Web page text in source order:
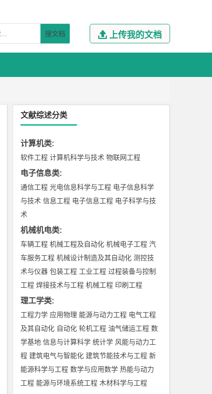
搜文档  上传我的文档
文献综述分类
计算机类:
软件工程 计算机科学与技术 物联网工程
电子信息类:
通信工程 光电信息科学与工程 电子信息科学
与技术 信息工程 电子信息工程 电子科学与技
术
机械机电类:
车辆工程 机械工程及自动化 机械电子工程 汽
车服务工程 机械设计制造及其自动化 测控技
术与仪器 包装工程 工业工程 过程装备与控制
工程 焊接技术与工程 机械工程 印刷工程
理工学类:
工程力学 应用物理 能源与动力工程 电气工程
及其自动化 自动化 轮机工程 油气储运工程 数
学基地 信息与计算科学 统计学 风能与动力工
程 建筑电气与智能化 建筑节能技术与工程 新
能源科学与工程 数学与应用数学 热能与动力
工程 能源与环境系统工程 木材科学与工程